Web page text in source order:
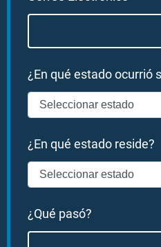
¿En qué estado ocurrió
¿En qué estado reside?
¿Qué pasó?